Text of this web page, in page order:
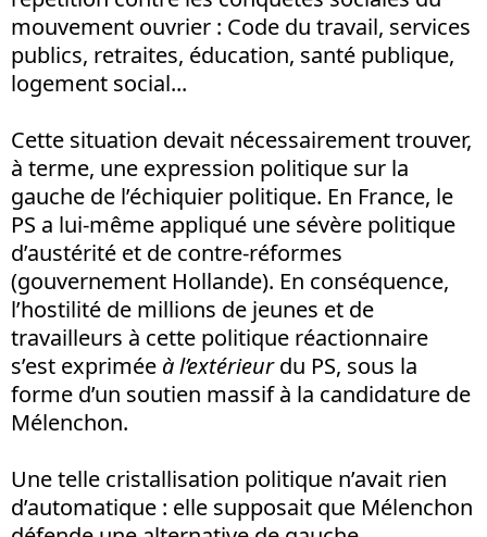
mouvement ouvrier : Code du travail, services
publics, retraites, éducation, santé publique,
logement social...
Cette situation devait nécessairement trouver,
à terme, une expression politique sur la
gauche de l’échiquier politique. En France, le
PS a lui-même appliqué une sévère politique
d’austérité et de contre-réformes
(gouvernement Hollande). En conséquence,
l’hostilité de millions de jeunes et de
travailleurs à cette politique réactionnaire
s’est exprimée à l’extérieurdu PS, sous la
forme d’un soutien massif à la candidature de
Mélenchon.
Une telle cristallisation politique n’avait rien
d’automatique : elle supposait que Mélenchon